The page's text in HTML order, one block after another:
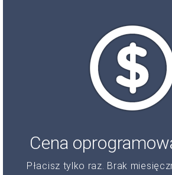
Cena
Płacisz tylko raz. Brak